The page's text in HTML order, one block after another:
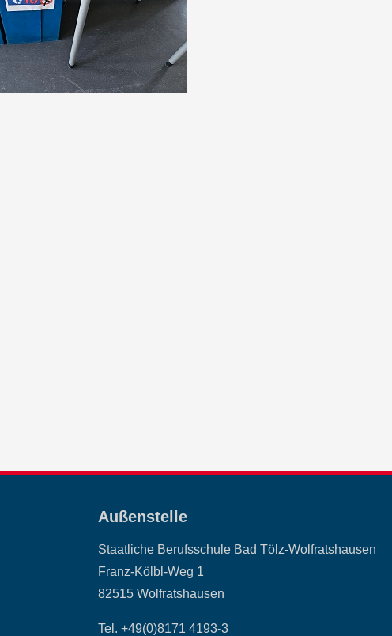
Außenstelle
Staatliche Berufsschule Bad Tölz-Wolfratshausen
Franz-Kölbl-Weg 1
82515 Wolfratshausen
Tel. +49(0)8171 4193-3